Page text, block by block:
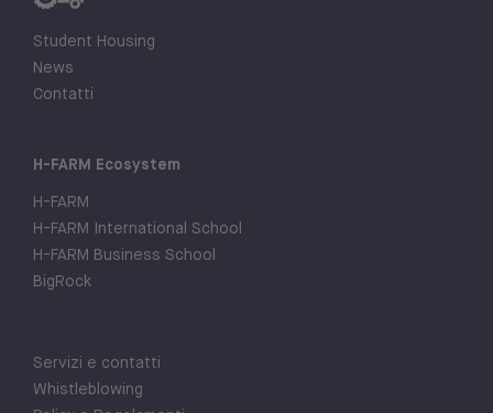
Student Housing
News
Contatti
H-FARM Ecosystem
H-FARM
H-FARM International School
H-FARM Business School
BigRock
Servizi e contatti
Whistleblowing